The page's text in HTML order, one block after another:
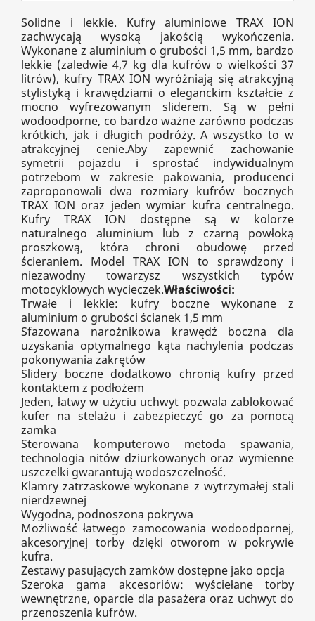
Solidne i lekkie. Kufry aluminiowe TRAX ION
zachwycają wysoką jakością wykończenia.
Wykonane z aluminium o grubości 1,5 mm, bardzo
lekkie (zaledwie 4,7 kg dla kufrów o wielkości 37
litrów), kufry TRAX ION wyróżniają się atrakcyjną
stylistyką i krawędziami o eleganckim kształcie z
mocno wyfrezowanym sliderem. Są w pełni
wodoodporne, co bardzo ważne zarówno podczas
krótkich, jak i długich podróży. A wszystko to w
atrakcyjnej cenie.Aby zapewnić zachowanie
symetrii pojazdu i sprostać indywidualnym
potrzebom w zakresie pakowania, producenci
zaproponowali dwa rozmiary kufrów bocznych
TRAX ION oraz jeden wymiar kufra centralnego.
Kufry TRAX ION dostępne są w kolorze
naturalnego aluminium lub z czarną powłoką
proszkową, która chroni obudowę przed
ścieraniem. Model TRAX ION to sprawdzony i
niezawodny towarzysz wszystkich typów
motocyklowych wycieczek.Właściwości:
Trwałe i lekkie: kufry boczne wykonane z
aluminium o grubości ścianek 1,5 mm
Sfazowana narożnikowa krawędź boczna dla
uzyskania optymalnego kąta nachylenia podczas
pokonywania zakrętów
Slidery boczne dodatkowo chronią kufry przed
kontaktem z podłożem
Jeden, łatwy w użyciu uchwyt pozwala zablokować
kufer na stelażu i zabezpieczyć go za pomocą
zamka
Sterowana komputerowo metoda spawania,
technologia nitów dziurkowanych oraz wymienne
uszczelki gwarantują wodoszczelność.
Klamry zatrzaskowe wykonane z wytrzymałej stali
nierdzewnej
Wygodna, podnoszona pokrywa
Możliwość łatwego zamocowania wodoodpornej,
akcesoryjnej torby dzięki otworom w pokrywie
kufra.
Zestawy pasujących zamków dostępne jako opcja
Szeroka gama akcesoriów: wyściełane torby
wewnętrzne, oparcie dla pasażera oraz uchwyt do
przenoszenia kufrów.